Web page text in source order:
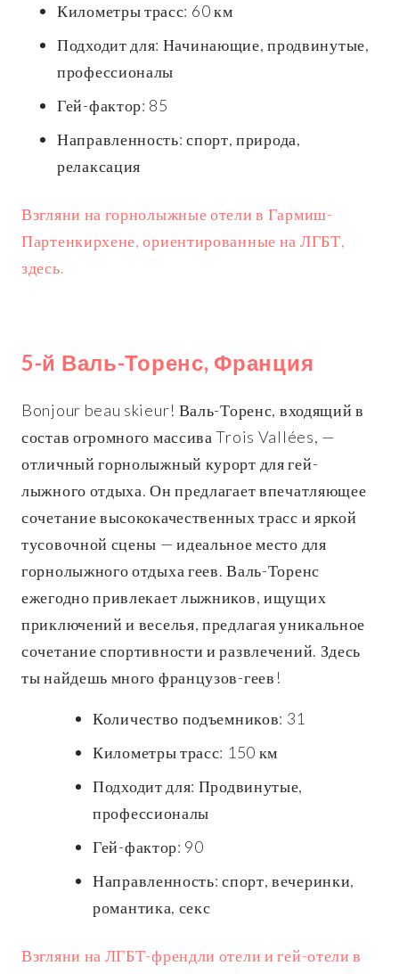
Километры трасс: 60 км
Подходит для: Начинающие, продвинутые,
профессионалы
Гей-фактор: 85
Направленность: спорт, природа,
релаксация
Взгляни на горнолыжные отели в Гармиш-
Партенкирхене, ориентированные на ЛГБТ,
здесь.
5-й Валь-Торенс, Франция
Bonjour beau skieur! Валь-Торенс, входящий в
состав огромного массива Trois Vallées, —
отличный горнолыжный курорт для гей-
лыжного отдыха. Он предлагает впечатляющее
сочетание высококачественных трасс и яркой
тусовочной сцены — идеальное место для
горнолыжного отдыха геев. Валь-Торенс
ежегодно привлекает лыжников, ищущих
приключений и веселья, предлагая уникальное
сочетание спортивности и развлечений. Здесь
ты найдешь много французов-геев!
Количество подъемников: 31
Километры трасс: 150 км
Подходит для: Продвинутые,
профессионалы
Гей-фактор: 90
Направленность: спорт, вечеринки,
романтика, секс
Взгляни на ЛГБТ-френдли отели и гей-отели в